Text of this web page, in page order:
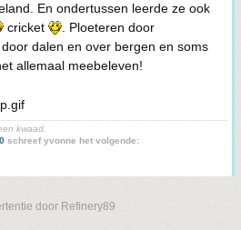
En ondertussen leerde ze ook
cricket
. Ploeteren door
dalen en over bergen en soms
allemaal meebeleven!
kwaad.
schreef yvonne het volgende:
door Refinery89